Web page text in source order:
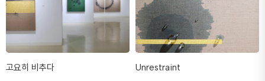
고요히 비추다 Unrestraint